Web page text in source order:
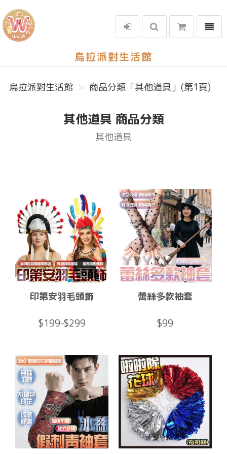
烏拉派對生活館
選單
烏拉派對生活館 商品分類「其他道具」(第1頁)
其他道具 商品分類
其他道具
印第安羽毛頭飾
$199-$299
蕾絲多款袖套
$99